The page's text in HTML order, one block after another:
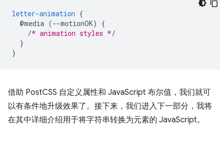
letter-animation {
@media (--motionOK)
{
/* animation styles */
}
}
借助 PostCSS 自定义属性和 JavaScript 布尔值，我们就可
以有条件地升级效果了。接下来，我们进入下一部分，我将
在其中详细介绍用于将字符串转换为元素的 JavaScript。